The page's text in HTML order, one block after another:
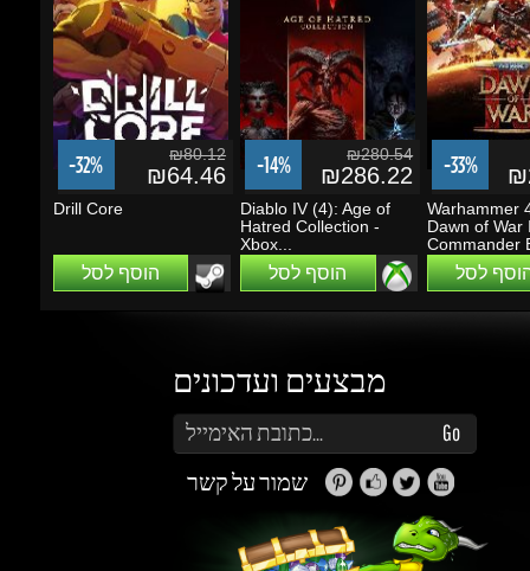
-32% ₪80.12
₪64.46
Drill Core
הוסף לסל
₪280.54
₪286.22
Diablo IV (4): Age of
Hatred Collection -
Xbox...
הוסף לסל
-33%
Warhammer
Dawn of War
Commander
הוסף לסל
מבצעים ועדכונים
זה נראה מעניין...